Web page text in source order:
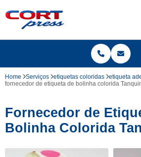
Home Serviços etiquetas coloridas
etiqueta
fornecedor de etiqueta de bolinha colorida
Fornecedor de
Bolinha Colorida